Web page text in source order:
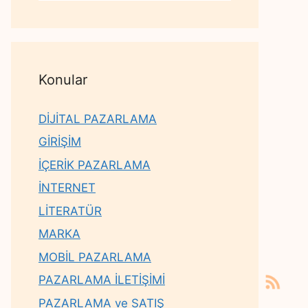
Konular
DİJİTAL PAZARLAMA
GİRİŞİM
İÇERİK PAZARLAMA
İNTERNET
LİTERATÜR
MARKA
MOBİL PAZARLAMA
PAZARLAMA İLETİŞİMİ
PAZARLAMA ve SATIŞ